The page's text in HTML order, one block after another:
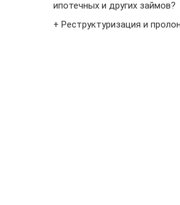
ипотечных и других займов?
+ Реструктуризация и